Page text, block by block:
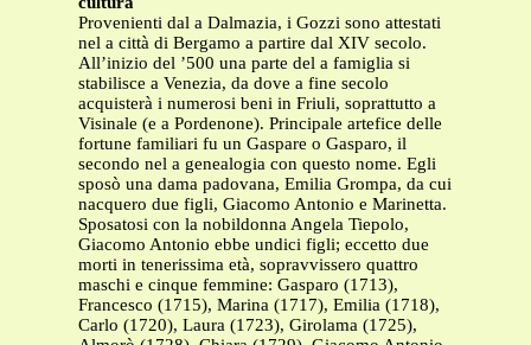
Provenienti dal a Dalmazia, i Gozzi sono attestati
nel a città di Bergamo a partire dal XIV secolo.
All’inizio del ’500 una parte del a famiglia si
stabilisce a Venezia, da dove a fine secolo
acquisterà i numerosi beni in Friuli, soprattutto a
Visinale (e a Pordenone). Principale artefice delle
fortune familiari fu un Gaspare o Gasparo, il
secondo nel a genealogia con questo nome. Egli
sposò una dama padovana, Emilia Grompa, da cui
nacquero due figli, Giacomo Antonio e Marinetta.
Sposatosi con la nobildonna Angela Tiepolo,
Giacomo Antonio ebbe undici figli; eccetto due
morti in tenerissima età, sopravvissero quattro
maschi e cinque femmine: Gasparo (1713),
Francesco (1715), Marina (1717), Emilia (1718),
Carlo (1720), Laura (1723), Girolama (1725),